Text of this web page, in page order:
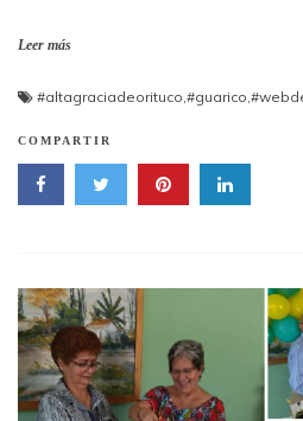
Leer más
#altagraciadeorituco,#guarico,
COMPARTIR